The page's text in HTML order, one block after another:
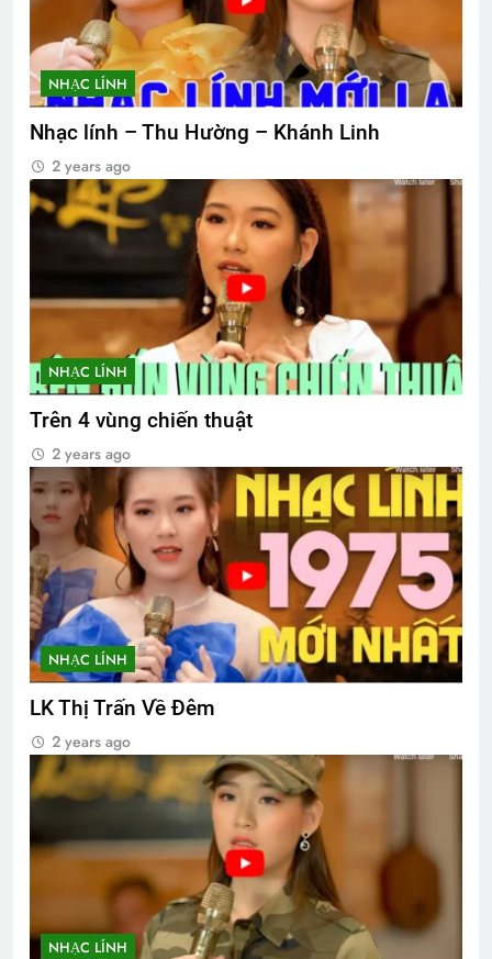
NHẠC LÍNH
Nhạc lính – Thu Hường – Khánh Linh
2 years ago
NHẠC LÍNH
Trên 4 vùng chiến thuật
2 years ago
NHẠC LÍNH
LK Thị Trấn Về Đêm
2 years ago
NHẠC LÍNH